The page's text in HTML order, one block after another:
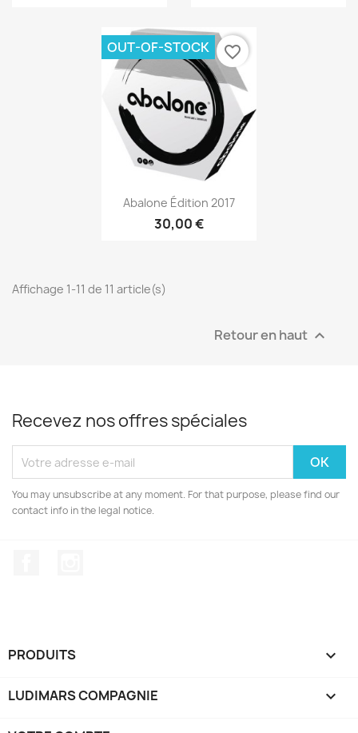
Aperçu rapide
Abalone Édition 2017
30,00 €
OUT-OF-STOCK favorite_border
Affichage 1-11 de 11 article(s)
Retour en haut 
Recevez nos offres spéciales
You may unsubscribe at any moment. For that purpose, please find our
contact info in the legal notice.
PRODUITS 
LUDIMARS COMPAGNIE 